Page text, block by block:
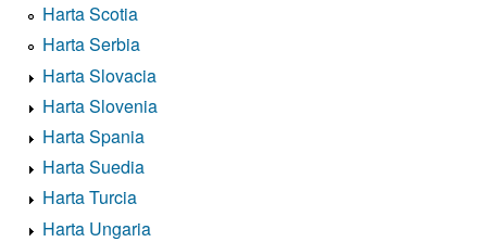
Harta Scotia
Harta Serbia
Harta Slovacia
Harta Slovenia
Harta Spania
Harta Suedia
Harta Turcia
Harta Ungaria